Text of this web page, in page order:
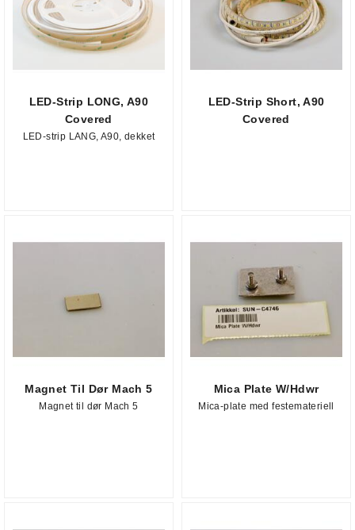
LED-Strip LONG, A90
Covered
LED-strip LANG, A90, dekket
LED-Strip Short, A90
Covered
Magnet Til Dør Mach 5
Magnet til dør Mach 5
Mica Plate W/Hdwr
Mica-plate med festemateriell